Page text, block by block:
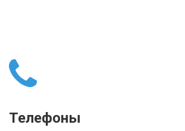
Телефоны